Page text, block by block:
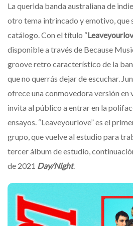
La querida banda australiana de
otro tema intrincado y emotivo, que
catálogo. Con el título “
disponible a través de Because
groove retro característico de la
que no querrás dejar de escuchar.
ofrece una conmovedora versión en
invita al público a entrar en la
ensayos. “Leaveyourlove” es el
grupo, que vuelve al estudio para
tercer álbum de estudio,
de 2021 Day/Night.